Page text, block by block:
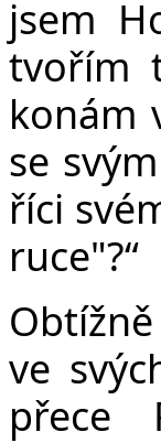
jsem
tvořím
konám
se
říci
ruce"?“
ve
přece